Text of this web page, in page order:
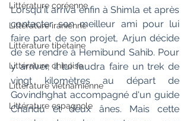
Littérature coréenne
Littérature iranienne
Littérature tibétaine
Littérature chinoise
Littérature vietnamienne
Littérature espagnole
Lorsqu'il arriva enfin à Shimla et après
contacter son meilleur ami pour lui
faire part de son projet, Arjun décide
de se rendre à Hemibund Sahib. Pour
y arriver, il lui faudra faire un trek de
vingt kilomètres au départ de
Govindhghat accompagné d'un guide
Chandu et deux ânes. Mais cette